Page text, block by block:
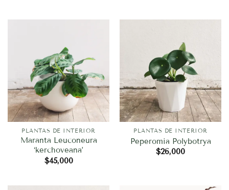
PLANTAS DE INTERIOR
Maranta Leuconeura
‘kerchoveana’
$45,000
PLANTAS DE INTERIOR
Peperomia Polybotrya
$26,000